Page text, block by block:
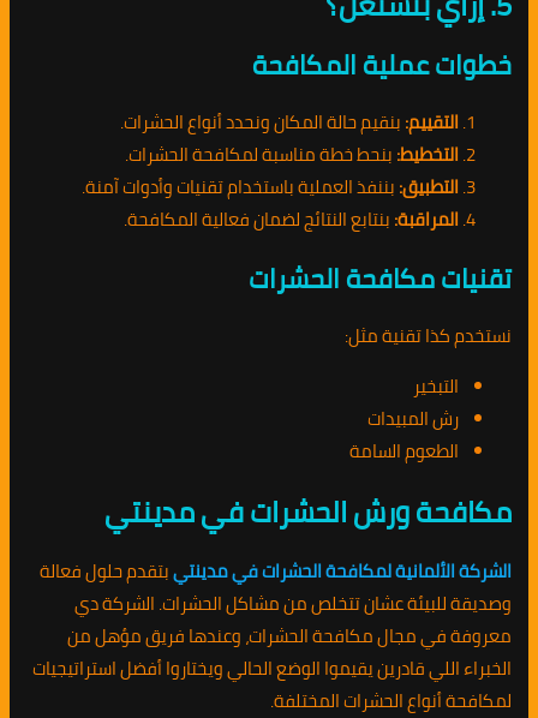
خطوات عملية المكافحة
التقييم:بنقيم حالة المكان ونحدد أنواع الحشرات.
التخطيط:بنحط خطة مناسبة لمكافحة الحشرات.
التطبيق:بننفذ العملية باستخدام تقنيات وأدوات آمنة.
المراقبة:بنتابع النتائج لضمان فعالية المكافحة.
تقنيات مكافحة الحشرات
نستخدم كذا تقنية مثل:
التبخير
رش المبيدات
الطعوم السامة
مكافحة ورش الحشرات في مدينتي
الشركة الألمانية لمكافحة الحشرات في مدينتيبتقدم حلول فعالة
وصديقة للبيئة عشان تتخلص من مشاكل الحشرات. الشركة دي
معروفة في مجال مكافحة الحشرات، وعندها فريق مؤهل من
الخبراء اللي قادرين يقيموا الوضع الحالي ويختاروا أفضل استراتيجيات
لمكافحة أنواع الحشرات المختلفة.